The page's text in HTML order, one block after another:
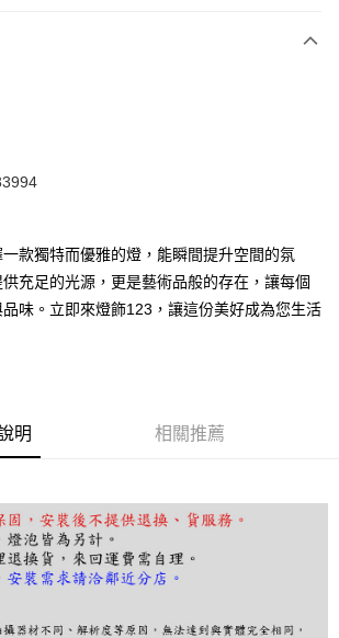
結帳流程】
先享後付」後，將跳轉至「AFTEE先享後付」
並確認金額後，即可完成結帳。
將收到繳費通知簡訊。
14天內，點擊此簡訊中的連結，可透過四大超商／
元方式進行付款，方視為交易完成。
含以上)免運費
款獨特而優雅的燈，能瞬間提升空間的氛
充足的光源，更是藝術品般的存在，讓每個
味。立即來燈飾123，讓這份美好成為您生活
明 相關推薦